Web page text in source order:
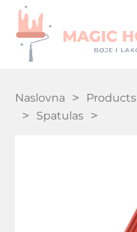
Naslovna Products
Spatulas